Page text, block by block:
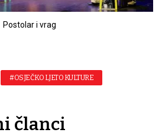
Postolar i vrag
#OSJEČKO LJETO KULTURE
članci